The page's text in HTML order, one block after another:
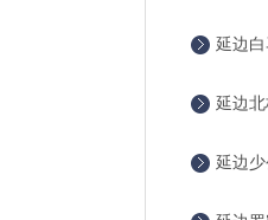
延边
延边
延边